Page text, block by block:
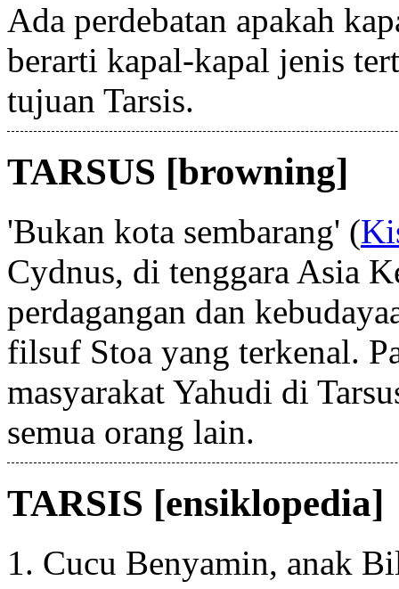
Ada perdebatan apakah
berarti kapal-kapal jenis
tujuan Tarsis.
TARSUS [browning]
'Bukan kota sembarang' (
Cydnus, di tenggara Asia
perdagangan dan
filsuf Stoa yang terkenal.
masyarakat Yahudi di
semua orang lain.
TARSIS [ensiklopedia]
1. Cucu Benyamin, anak